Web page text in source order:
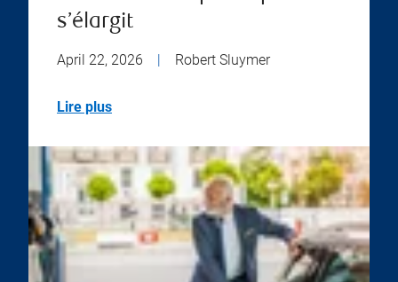
s’élargit
April 22, 2026 | Robert Sluymer
Lire plus